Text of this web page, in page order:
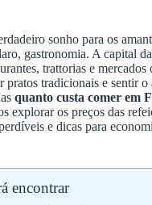
sonho para os
gastronomia. A capital
trattorias e mercados
pratos tradicionais e sentir o
quanto custa comer em
explorar os preços das
e dicas para
encontrar